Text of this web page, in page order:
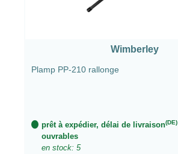
Wimberley
Plamp PP-210 rallonge
prêt à expédier, délai de livraison(DE)
ouvrables
en stock: 5